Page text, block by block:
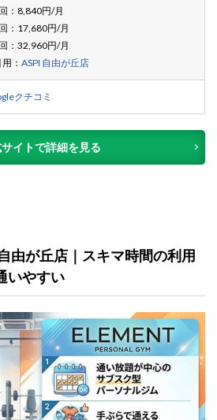
：8,840円/月
：17,680円/月
：32,960円/月
： ASPI 自由が丘店
クチコミ
イトで詳細を見る
由が丘店｜スキマ時間の利用
いやすい